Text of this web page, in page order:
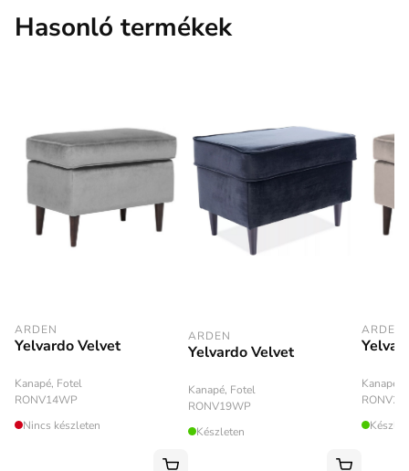
Hasonló termékek
ARDEN
Yelvardo Velvet
Kanapé, Fotel
RONV14WP
Nincs készleten
ARDEN
Yelvardo Velvet
Kanapé, Fotel
RONV19WP
Készleten
ARDEN
Kanapé,